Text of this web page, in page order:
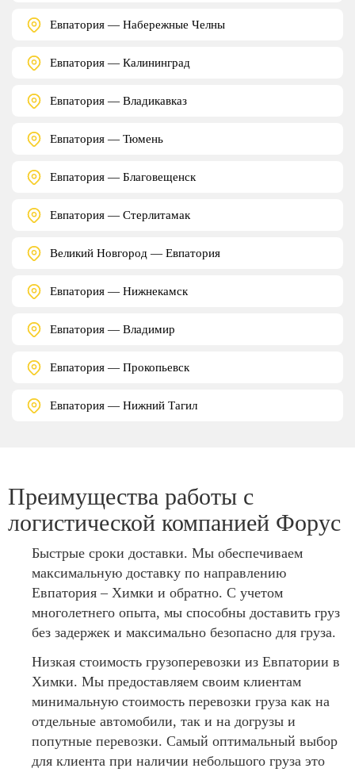
Евпатория — Набережные Челны
Евпатория — Калининград
Евпатория — Владикавказ
Евпатория — Тюмень
Евпатория — Благовещенск
Евпатория — Стерлитамак
Великий Новгород — Евпатория
Евпатория — Нижнекамск
Евпатория — Владимир
Евпатория — Прокопьевск
Евпатория — Нижний Тагил
Преимущества работы с
логистической компанией Форус
Быстрые сроки доставки. Мы обеспечиваем
максимальную доставку по направлению
Евпатория – Химки и обратно. С учетом
многолетнего опыта, мы способны доставить груз
без задержек и максимально безопасно для груза.
Низкая стоимость грузоперевозки из Евпатории в
Химки. Мы предоставляем своим клиентам
минимальную стоимость перевозки груза как на
отдельные автомобили, так и на догрузы и
попутные перевозки. Самый оптимальный выбор
для клиента при наличии небольшого груза это